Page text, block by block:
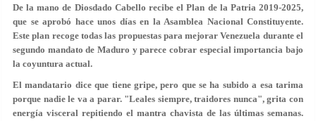
De la mano de Diosdado Cabello recibe el Plan de la Patria 2019-2025,
que se aprobó hace unos días en la Asamblea Nacional Constituyente.
Este plan recoge todas las propuestas para mejorar Venezuela durante el
segundo mandato de Maduro y parece cobrar especial importancia bajo
la coyuntura actual.
El mandatario dice que tiene gripe, pero que se ha subido a esa tarima
porque nadie le va a parar. "Leales siempre, traidores nunca", grita con
energía visceral repitiendo el mantra chavista de las últimas semanas.